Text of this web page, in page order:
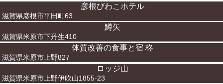
彦根びわこホテル
滋賀県彦根市平田町63
鱒矢
滋賀県米原市下丹生410
体質改善の食事と宿 柊
滋賀県米原市上野827
ロッジ山
滋賀県米原市上野伊吹山1855-23